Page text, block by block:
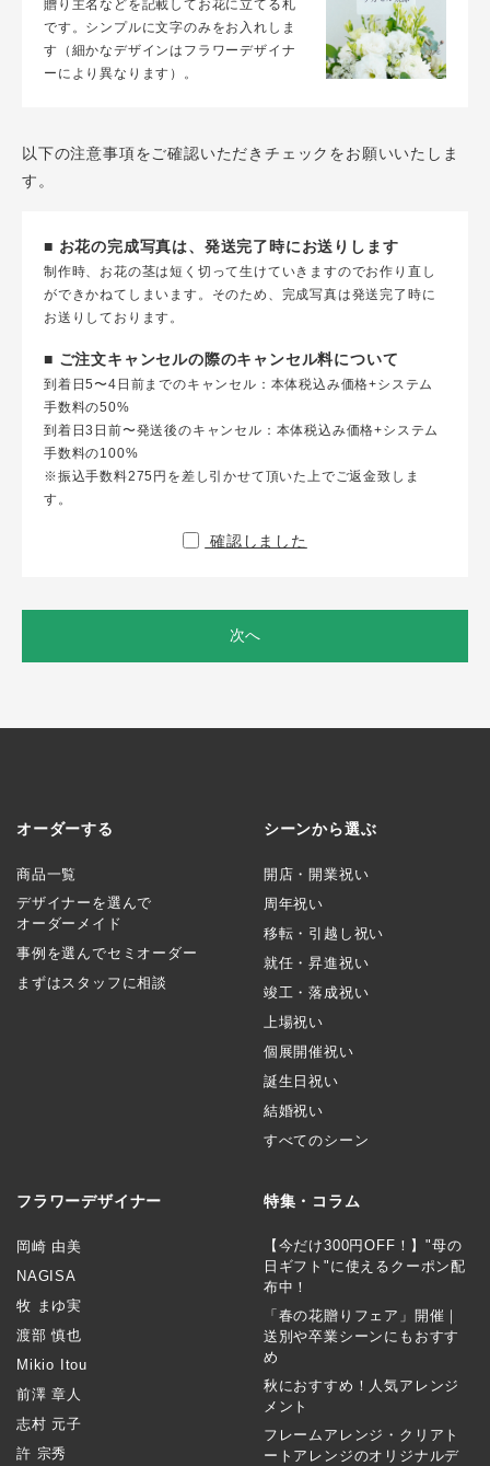
贈り主名などを記載してお花に立てる札
です。シンプルに文字のみをお入れしま
す（細かなデザインはフラワーデザイナ
ーにより異なります）。
以下の注意事項をご確認いただきチェックをお願いいたしま
す。
■ お花の完成写真は、発送完了時にお送りします
制作時、お花の茎は短く切って生けていきますのでお作り直し
ができかねてしまいます。そのため、完成写真は発送完了時に
お送りしております。
■ ご注文キャンセルの際のキャンセル料について
到着日5〜4日前までのキャンセル：本体税込み価格+システム
手数料の50%
到着日3日前〜発送後のキャンセル：本体税込み価格+システム
手数料の100%
※振込手数料275円を差し引かせて頂いた上でご返金致しま
す。
確認しました
次へ
オーダーする
商品一覧
デザイナーを選んで
オーダーメイド
事例を選んでセミオーダー
まずはスタッフに相談
シーンから選ぶ
開店・開業祝い
周年祝い
移転・引越し祝い
就任・昇進祝い
竣工・落成祝い
上場祝い
個展開催祝い
誕生日祝い
結婚祝い
すべてのシーン
フラワーデザイナー
岡崎 由美
NAGISA
牧 まゆ実
渡部 慎也
Mikio Itou
前澤 章人
志村 元子
許 宗秀
特集・コラム
【今だけ300円OFF！】"母の
日ギフト"に使えるクーポン配
布中！
「春の花贈りフェア」開催｜
送別や卒業シーンにもおすす
め
秋におすすめ！人気アレンジ
メント
フレームアレンジ・クリアト
ートアレンジのオリジナルデ